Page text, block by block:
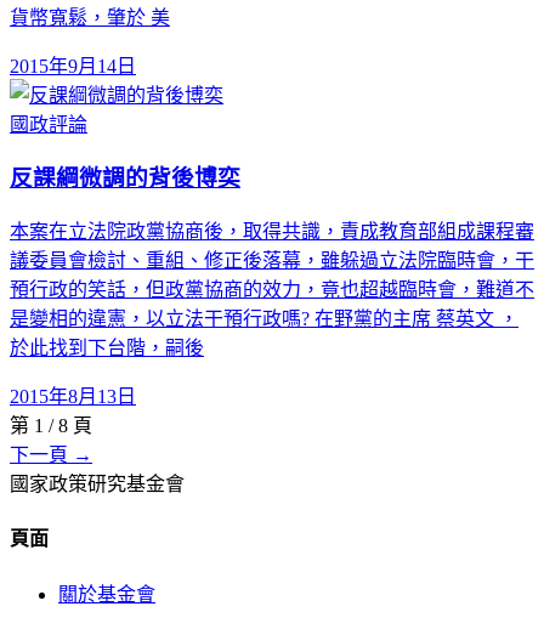
貨幣寬鬆，肇於 美
2015年9月14日
國政評論
反課綱微調的背後博奕
本案在立法院政黨協商後，取得共識，責成教育部組成課程審
議委員會檢討、重組、修正後落幕，雖躲過立法院臨時會，干
預行政的笑話，但政黨協商的效力，竟也超越臨時會，難道不
是變相的違憲，以立法干預行政嗎? 在野黨的主席 蔡英文 ，
於此找到下台階，嗣後
2015年8月13日
第 1 /8 頁
下一頁 →
國家政策研究基金會
頁面
關於基金會